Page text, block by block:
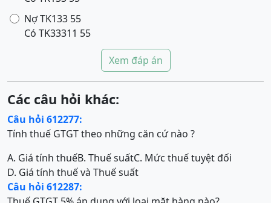
Nợ TK133 55
Có TK33311 55
Xem đáp án
Các câu hỏi khác:
Câu hỏi 612277:
Tính thuế GTGT theo những căn cứ nào ?
A. Giá tính thuếB. Thuế suấtC. Mức thuế tuyệt đối
D. Giá tính thuế và Thuế suất
Câu hỏi 612287: